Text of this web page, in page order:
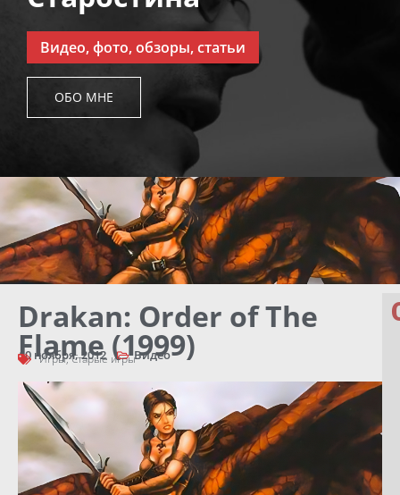
Видео, фото, обзоры, статьи
ОБО МНЕ
Drakan: Order of The
Flame (1999)
10 ноября, 2012 Видео
Игры,Старые игры